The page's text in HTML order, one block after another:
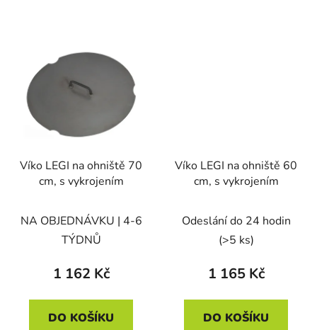
Víko LEGI na ohniště 70
cm, s vykrojením
NA OBJEDNÁVKU | 4-6
TÝDNŮ
1 162 Kč
DO KOŠÍKU
Víko LEGI na ohniště 60
cm, s vykrojením
Odeslání do 24 hodin
(>5 ks)
1 165 Kč
DO KOŠÍKU